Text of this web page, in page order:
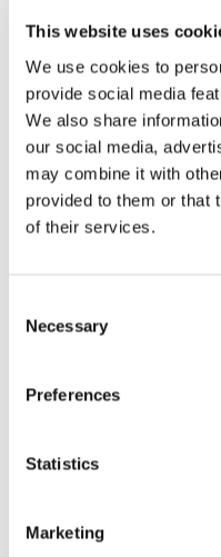
This website uses
We use cookies to
provide social media
We also share
our social media,
may combine it with
provided to them or that
of their services.
Selection
Necessary
Preferences
Statistics
Marketing
GABRIELLA CLARE MARINO
Il
questo articolo,
diversi,
per l’intera
in quei giornali che
Miller- sono una